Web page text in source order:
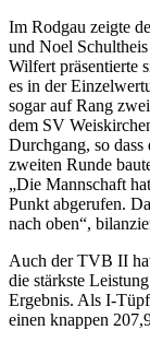
Im Rodgau zeigte
und Noel
Wilfert präsentierte
es in der
sogar auf Rang
dem SV
Durchgang, so
zweiten Runde
„Die Mannschaft
Punkt abgerufen.
nach oben“,
Auch der TVB II
die stärkste
Ergebnis. Als I-
einen knappen